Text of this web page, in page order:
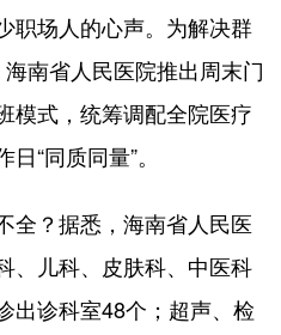
场人的心声。为解决群
南省人民医院推出周末门
模式，统筹调配全院医疗
“同质同量”。
？据悉，海南省人民医
、儿科、皮肤科、中医科
出诊科室48个；超声、检